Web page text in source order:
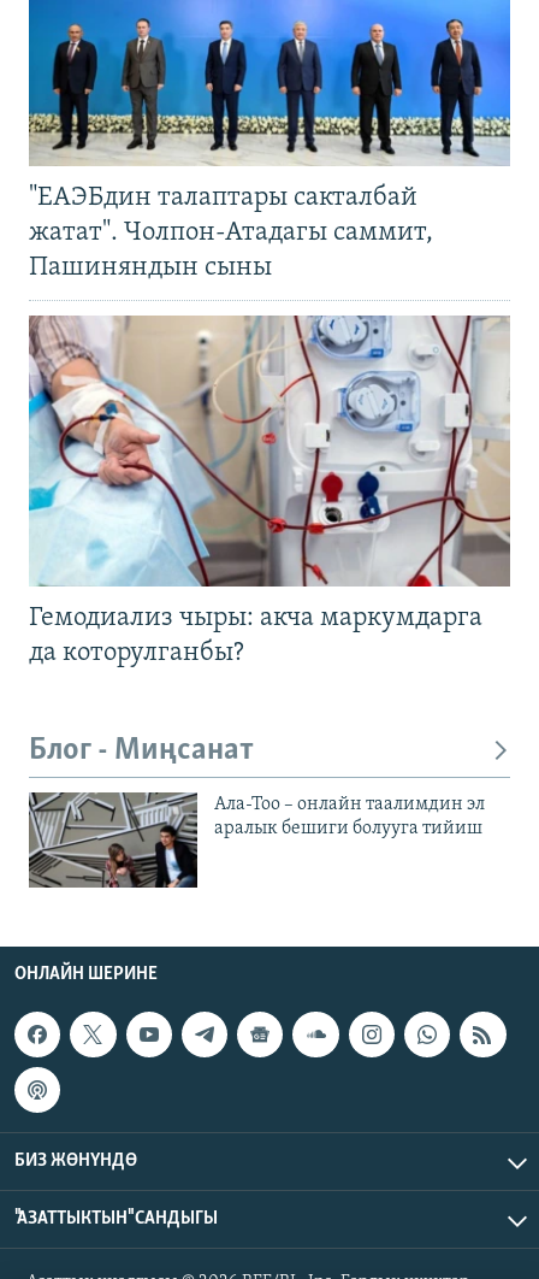
"ЕАЭБдин талаптары сакталбай
жатат". Чолпон-Атадагы саммит,
Пашиняндын сыны
Гемодиализ чыры: акча маркумдарга
да которулганбы?
Блог - Миңсанат
Ала-Тоо – онлайн таалимдин эл
аралык бешиги болууга тийиш
ОНЛАЙН ШЕРИНЕ
БИЗ ЖӨНҮНДӨ
"АЗАТТЫКТЫН" САНДЫГЫ